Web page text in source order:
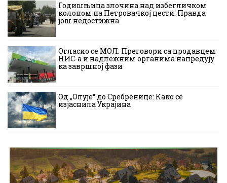
Годишњица злочина над избегличком
колоном на Петровачкој цести: Правда
још недостижна
Огласио се МОЛ: Преговори са продавцем
НИС-а и надлежним органима напредују
ка завршној фази
Од „Олује“ до Сребренице: Како се
изјаснила Украјина